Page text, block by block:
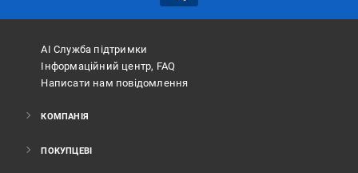
АІ Служба підтримки
Інформаційний центр, FAQ
Написати нам повідомлення
КОМПАНІЯ
ПОКУПЦЕВІ